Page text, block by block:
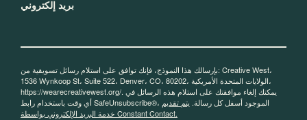
بريد إلكتروني
بإرسالك هذا النموذج، فإنك توافق على استلام رسائل تسويقية من: Creative West،
1536 Wynkoop St، Suite 522، Denver، CO، 80202، الولايات المتحدة الأمريكية،
https://wearecreativewest.org/. يمكنك إلغاء موافقتك على استلام هذه الرسائل في
أي وقت باستخدام رابط SafeUnsubscribe®، الموجود أسفل كل رسالة. يتم تقديم
خدمة البريد الإلكتروني بواسطة Constant Contact.